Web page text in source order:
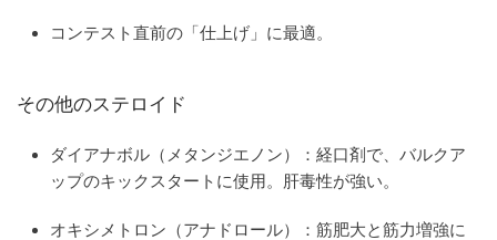
コンテスト直前の「仕上げ」に最適。
その他のステロイド
ダイアナボル（メタンジエノン）
：経口剤で、バルクア
ップのキックスタートに使用。肝毒性が強い。
オキシメトロン（アナドロール） ：筋肥大と筋力増強に